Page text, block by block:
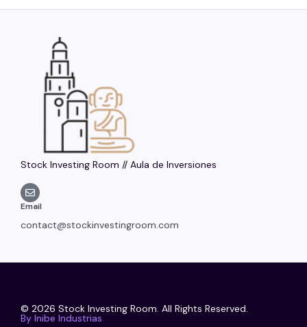
Stock Investing Room // Aula de Inversiones
Email
contact@stockinvestingroom.com
© 2026 Stock Investing Room. All Rights Reserved.
By Inibe Industrias